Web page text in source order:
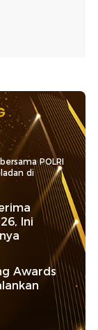
POLRI
di
Ini
Awards